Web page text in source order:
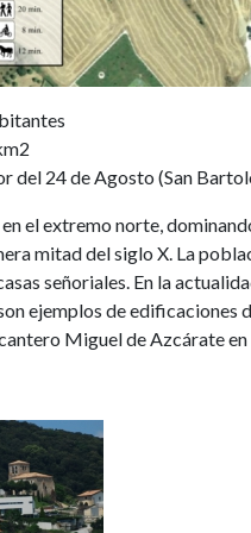
del 24 de Agosto (San
el extremo norte,
mitad del siglo X. La
señoriales. En la
ejemplos de edificaciones
Miguel de Azcárate en